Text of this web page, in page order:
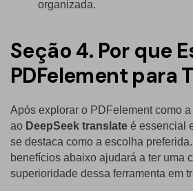
organizada.
Seção 4. Por que
PDFelement para
Após explorar o PDFelement como
ao DeepSeek translate é essencial
se destaca como a escolha
benefícios abaixo ajudará a ter uma
superioridade dessa ferramenta em